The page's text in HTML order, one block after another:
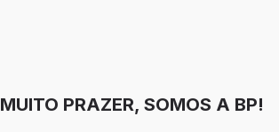
MUITO PRAZER, SOMOS A BP!